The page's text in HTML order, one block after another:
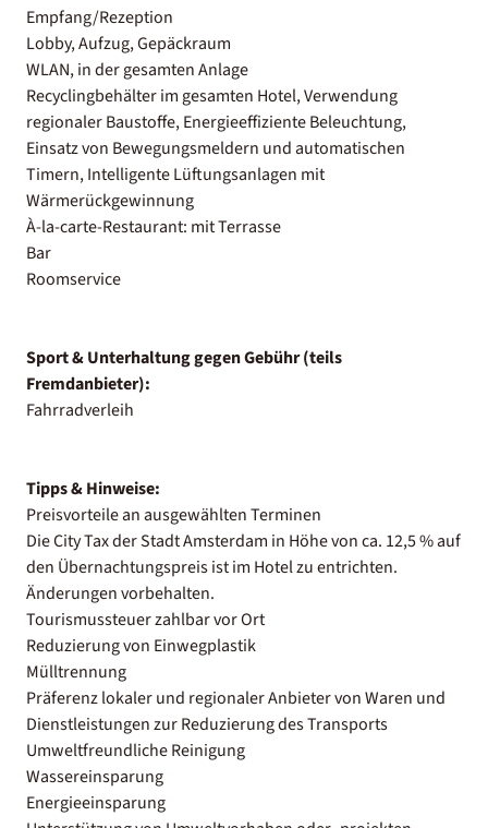
Empfang/Rezeption
Lobby, Aufzug, Gepäckraum
WLAN, in der gesamten Anlage
Recyclingbehälter im gesamten Hotel, Verwendung
regionaler Baustoffe, Energieeffiziente Beleuchtung,
Einsatz von Bewegungsmeldern und automatischen
Timern, Intelligente Lüftungsanlagen mit
Wärmerückgewinnung
À-la-carte-Restaurant: mit Terrasse
Bar
Roomservice
Sport & Unterhaltung gegen Gebühr (teils
Fremdanbieter):
Fahrradverleih
Tipps & Hinweise:
Preisvorteile an ausgewählten Terminen
Die City Tax der Stadt Amsterdam in Höhe von ca. 12,5 % auf
den Übernachtungspreis ist im Hotel zu entrichten.
Änderungen vorbehalten.
Tourismussteuer zahlbar vor Ort
Reduzierung von Einwegplastik
Mülltrennung
Präferenz lokaler und regionaler Anbieter von Waren und
Dienstleistungen zur Reduzierung des Transports
Umweltfreundliche Reinigung
Wassereinsparung
Energieeinsparung